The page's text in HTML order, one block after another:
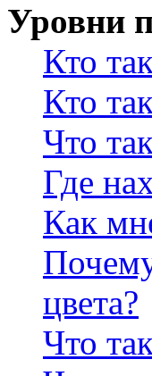
Уровни
Кто
Кто
Что
Где
Как
цвета?
Что